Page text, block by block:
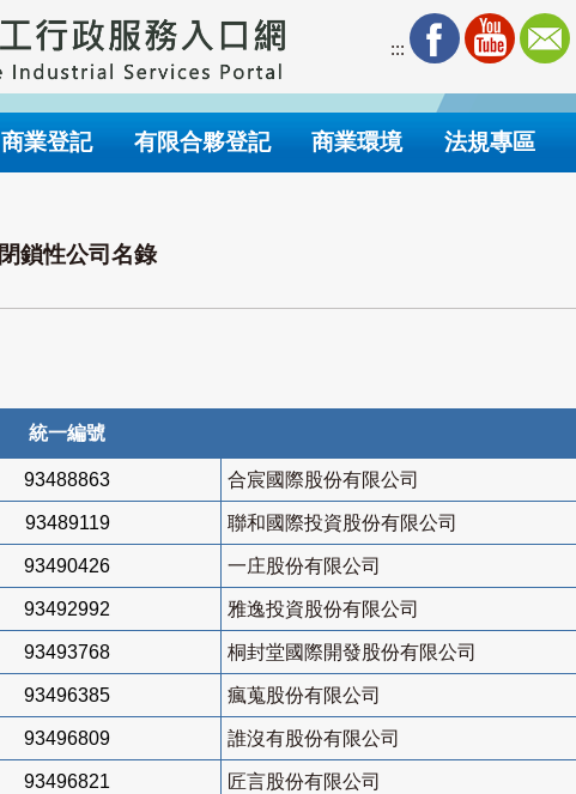
:::
商業登記 有限合夥登記 商業環境 法規專區
閉鎖性公司名錄
統一編號
93488863 合宸國際股份有限公司
93489119 聯和國際投資股份有限公司
93490426 一庄股份有限公司
93492992 雅逸投資股份有限公司
93493768 桐封堂國際開發股份有限公司
93496385 瘋蒐股份有限公司
93496809 誰沒有股份有限公司
93496821 匠言股份有限公司